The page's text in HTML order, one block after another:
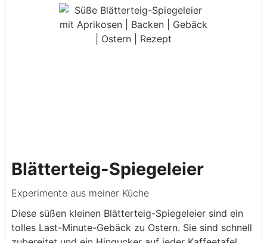
Blätterteig-Spiegeleier
Experimente aus meiner Küche
Diese süßen kleinen Blätterteig-Spiegeleier sind ein
tolles Last-Minute-Gebäck zu Ostern. Sie sind schnell